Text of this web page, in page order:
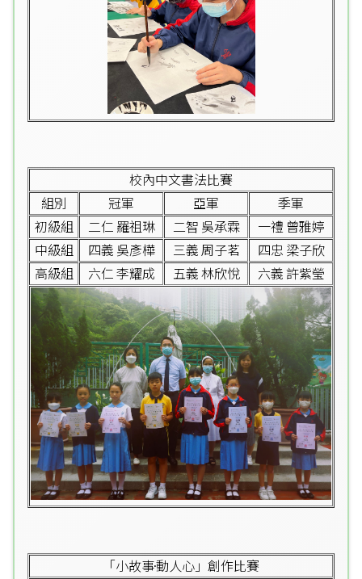
校內中文書法比賽
組別
冠軍 亞軍
季軍
初級組
二仁 羅祖琳 二智 吳承霖
一禮 曾雅婷
中級組
四義 吳彥樺 三義 周子茗
四忠 梁子欣
高級組
六仁 李耀成 五義 林欣悅 六義 許紫瑩
「小故事·動人心」創作比賽